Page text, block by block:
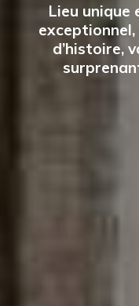
Lieu unique
d’histoire,